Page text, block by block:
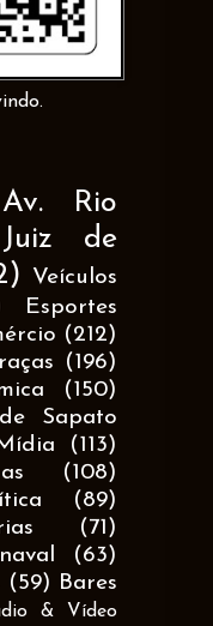
Av. Rio
Juiz de
Veículos
Esportes
(212)
(196)
(150)
Sapato
(113)
(108)
(89)
(71)
(63)
(59) Bares
& Vídeo